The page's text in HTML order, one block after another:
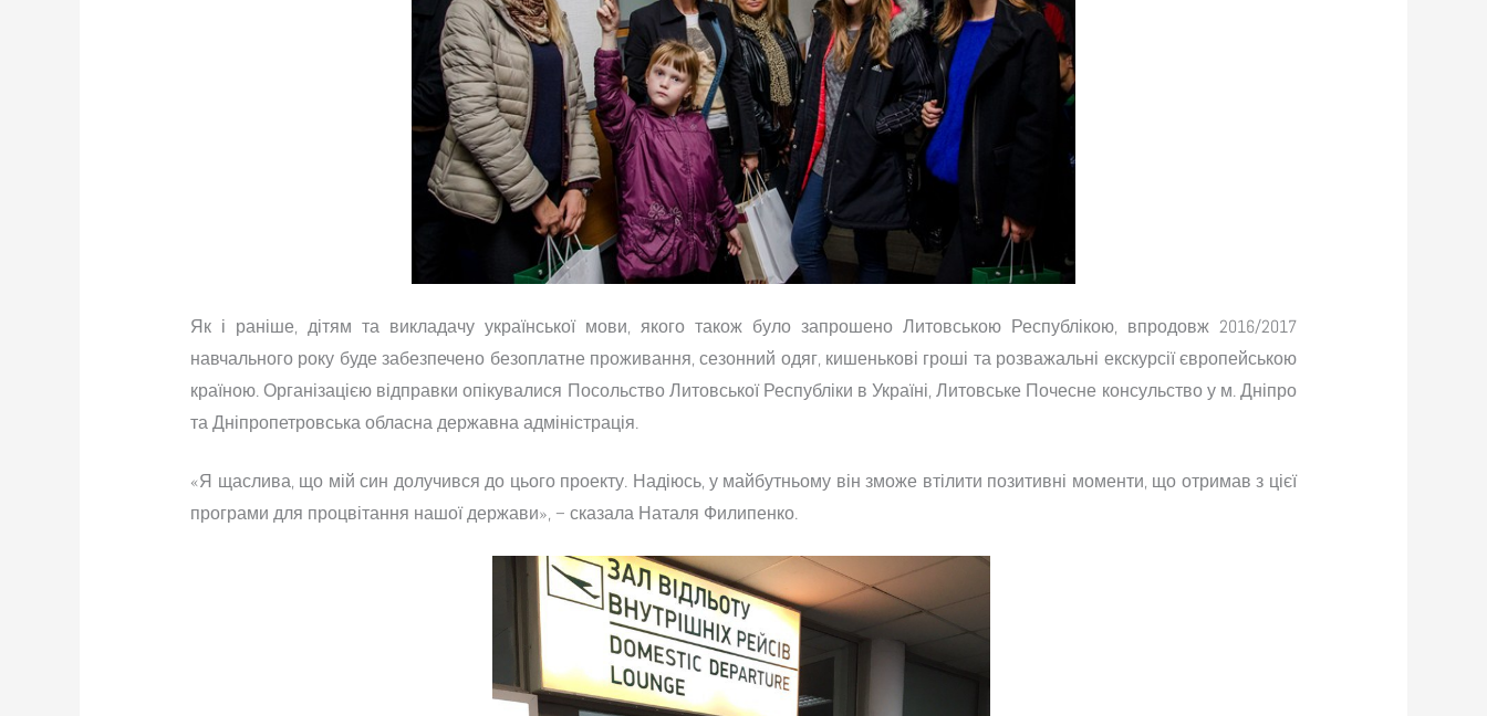
Як і раніше, дітям та викладачу української мови, якого також було запрошено Литовською Республікою, впродовж 2016/2017
навчального року буде забезпечено безоплатне проживання, сезонний одяг, кишенькові гроші та розважальні екскурсії європейською
країною. Організацією відправки опікувалися Посольство Литовської Республіки в Україні, Литовське Почесне консульство у м. Дніпро
та Дніпропетровська обласна державна адміністрація.
«Я щаслива, що мій син долучився до цього проекту. Надіюсь, у майбутньому він зможе втілити позитивні моменти, що отримав з цієї
програми для процвітання нашої держави», – сказала Наталя Филипенко.